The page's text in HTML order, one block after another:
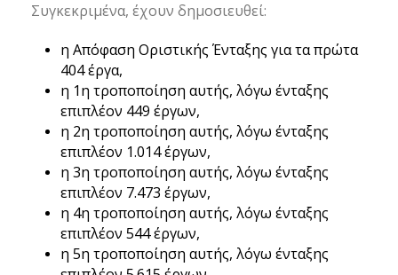
Συγκεκριμένα, έχουν δημοσιευθεί:
η Απόφαση Οριστικής Ένταξης για τα πρώτα
404 έργα,
η 1η τροποποίηση αυτής, λόγω ένταξης
επιπλέον 449 έργων,
η 2η τροποποίηση αυτής, λόγω ένταξης
επιπλέον 1.014 έργων,
η 3η τροποποίηση αυτής, λόγω ένταξης
επιπλέον 7.473 έργων,
η 4η τροποποίηση αυτής, λόγω ένταξης
επιπλέον 544 έργων,
η 5η τροποποίηση αυτής, λόγω ένταξης